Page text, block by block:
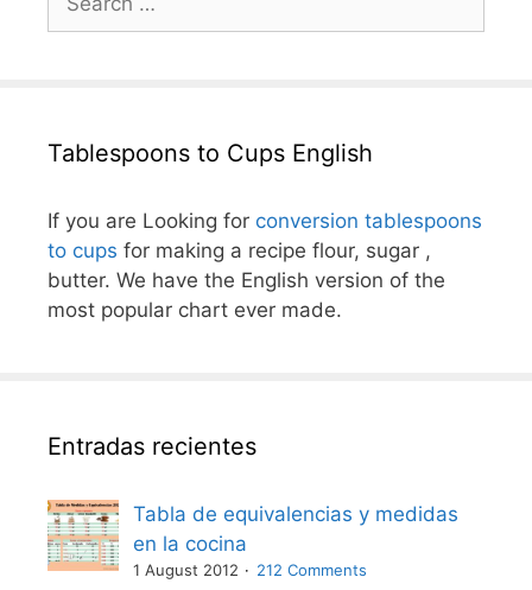
for:
Tablespoons to Cups English
If you are Looking for conversion tablespoons
to cups for making a recipe flour, sugar ,
butter. We have the English version of the
most popular chart ever made.
Entradas recientes
Tabla de equivalencias y medidas
en la cocina
1 August 2012 212 Comments